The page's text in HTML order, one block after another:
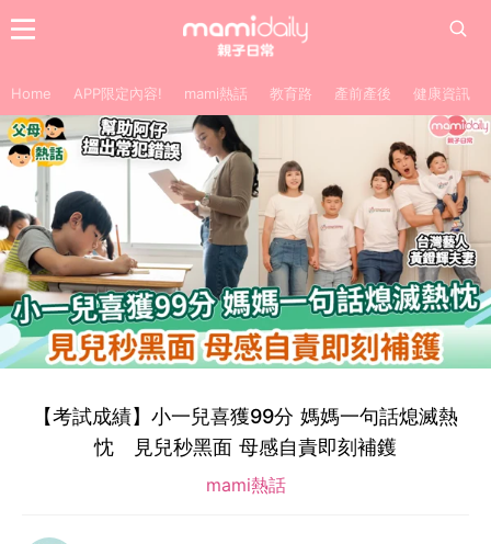
Home APP限定內容! mami熱話 教育路 產前產後 健康資訊
【考試成績】小一兒喜獲99分 媽媽一句話熄滅熱
忱 見兒秒黑面 母感自責即刻補鑊
mami熱話